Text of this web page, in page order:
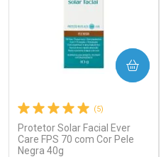
(5)
Protetor Solar Facial Ever
Care FPS 70 com Cor Pele
Negra 40g
COMPRAR